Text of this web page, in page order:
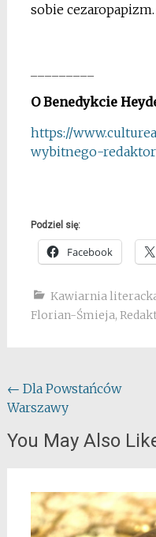
sobie cezaropapizm.
O Benedykcie
https://
wybitnego-
Podziel się:
Facebook
Kawiarnia
Florian-Śmieja,
Post
navigation
← Dla Powstańców
Warszawy
You May Also